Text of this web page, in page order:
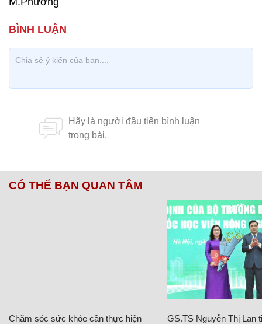
CÓ THỂ BẠN QUAN TÂM
Chăm sóc sức khỏe cần thực hiện
GS.TS Nguyễn Thị Lan